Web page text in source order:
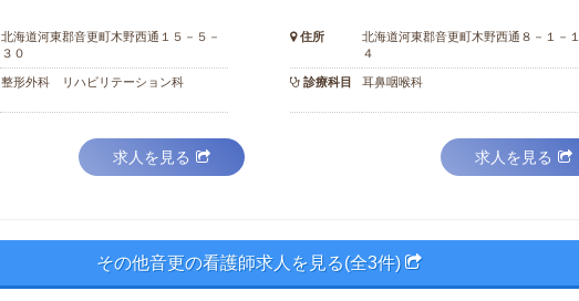
北海道河東郡音更町木野西通１５－５－
３０
整形外科 リハビリテーション科
求人を見る
住所
北海道河東郡音更町木野西通８－１－１
４
診療科目 耳鼻咽喉科
求人を見る
その他音更の看護師求人を見る(全3件)